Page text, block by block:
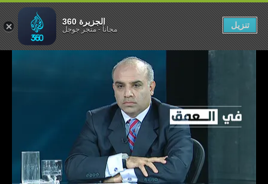
الواقع والمأمول
الجزيرة 360
مجاناً-متجر جوجل تنزيل